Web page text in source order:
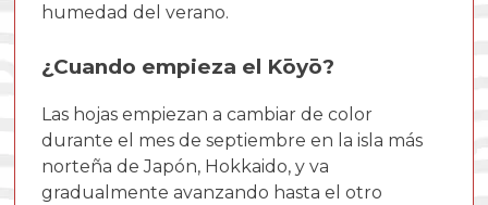
humedad del verano.
¿Cuando empieza el Kōyō?
Las hojas empiezan a cambiar de color
durante el mes de septiembre en la isla más
norteña de Japón, Hokkaido, y va
gradualmente avanzando hasta el otro